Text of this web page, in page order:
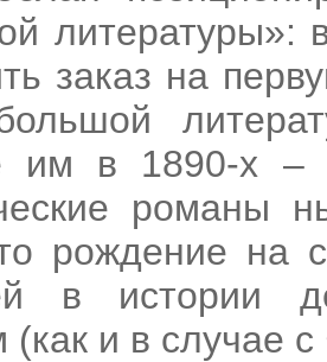
литературы»:
заказ на
им в 1890-х –
романы
рождение на
в истории
(как и в случае